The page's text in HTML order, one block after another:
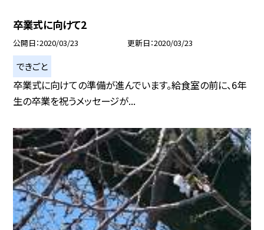
卒業式に向けて2
公開日 2020/03/23 更新日 2020/03/23
できごと
卒業式に向けての準備が進んでいます。給食室の前に、6年
生の卒業を祝うメッセージが...